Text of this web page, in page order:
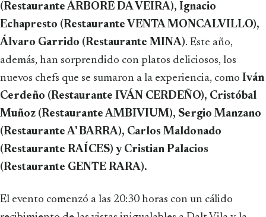
(Restaurante ÁRBORÉ DA VEIRA), Ignacio
Echapresto (Restaurante VENTA MONCALVILLO),
Álvaro Garrido (Restaurante MINA). Este año,
además, han sorprendido con platos deliciosos, los
nuevos chefs que se sumaron a la experiencia, como Iván
Cerdeño (Restaurante IVÁN CERDEÑO), Cristóbal
Muñoz (Restaurante AMBIVIUM), Sergio Manzano
(Restaurante A' BARRA), Carlos Maldonado
(Restaurante RAÍCES) y Cristian Palacios
(Restaurante GENTE RARA).
El evento comenzó a las 20:30 horas con un cálido